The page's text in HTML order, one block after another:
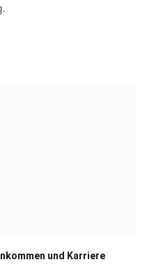
und Karriere